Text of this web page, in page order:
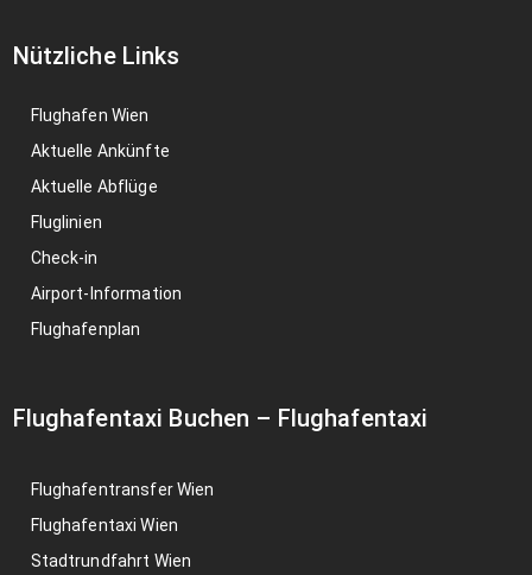
Nützliche Links
Flughafen Wien
Aktuelle Ankünfte
Aktuelle Abflüge
Fluglinien
Check-in
Airport-Information
Flughafenplan
Flughafentaxi Buchen – Flughafentaxi
Flughafentransfer Wien
Flughafentaxi Wien
Stadtrundfahrt Wien